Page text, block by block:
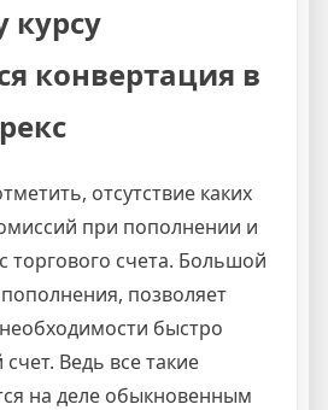
курсу
конвертация в
отсутствие каких
при пополнении и
торгового счета. Большой
позволяет
быстро
Ведь все такие
на деле обыкновенным